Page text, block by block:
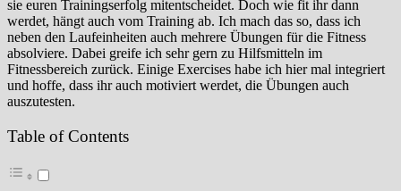
sie euren Trainingserfolg mitentscheidet. Doch wie fit ihr dann
werdet, hängt auch vom Training ab. Ich mach das so, dass ich
neben den Laufeinheiten auch mehrere Übungen für die Fitness
absolviere. Dabei greife ich sehr gern zu Hilfsmitteln im
Fitnessbereich zurück. Einige Exercises habe ich hier mal integriert
und hoffe, dass ihr auch motiviert werdet, die Übungen auch
auszutesten.
Table of Contents